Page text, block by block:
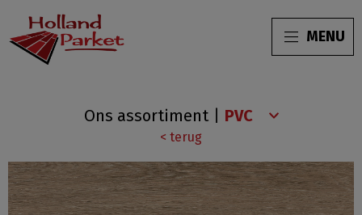
MENU
PaddingtonOns assortiment
< terug